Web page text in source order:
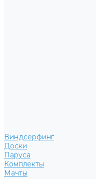
Виндсерфинг
Доски
Паруса
Комплекты
Мачты